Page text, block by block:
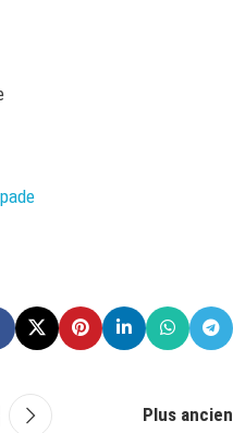
Plus ancien